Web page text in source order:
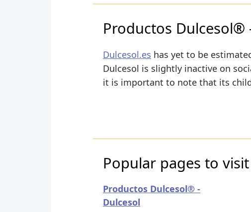
Productos Dulcesol®
Dulcesol.es has yet to be
Dulcesol is slightly inactive on
it is important to note that its
Popular pages to
Productos Dulcesol® -
Dulcesol